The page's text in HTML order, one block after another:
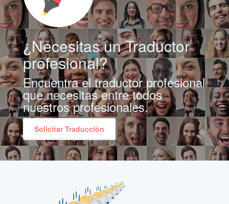
¿Necesitas un Traductor
profesional?
Encuentra el traductor profesional
que necesitas entre todos
nuestros profesionales.
Solicitar Traducción